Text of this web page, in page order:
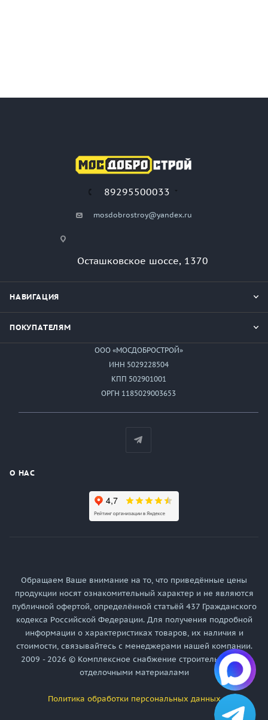
89295500033
mosdobrostroy@yandex.ru
Осташковское шоссе, 1370
НАВИГАЦИЯ
ПОКУПАТЕЛЯМ
ООО «МОСДОБРОСТРОЙ»
ИНН 5029228504
КПП 502901001
ОРГН 1185029003653
О НАС
Обращаем Ваше внимание на то, что приведённые цены
продукции носят ознакомительный характер и не являются
публичной офертой, определённой статьёй 437 Гражданского
кодекса Российской Федерации. Для получения подробной
информации о характеристиках товаров, их наличия и
стоимости, связывайтесь с менеджерами нашей компании.
2009 - 2026 © Комплексное снабжение строительными и
отделочными материалами
Политика обработки персональных данных